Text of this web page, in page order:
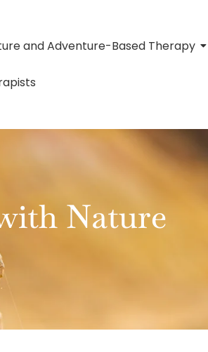
and Adventure-Based Therapy
Nature